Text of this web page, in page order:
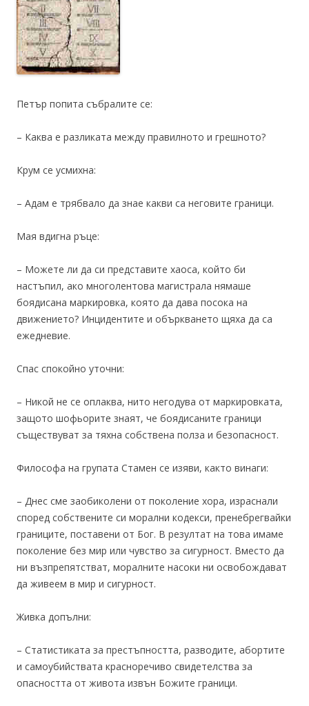
Петър попита събралите се:
– Каква е разликата между правилното и грешното?
Крум се усмихна:
– Адам е трябвало да знае какви са неговите граници.
Мая вдигна ръце:
– Можете ли да си представите хаоса, който би
настъпил, ако многолентова магистрала нямаше
боядисана маркировка, която да дава посока на
движението? Инцидентите и объркването щяха да са
ежедневие.
Спас спокойно уточни:
– Никой не се оплаква, нито негодува от маркировката,
защото шофьорите знаят, че боядисаните граници
съществуват за тяхна собствена полза и безопасност.
Философа на групата Стамен се изяви, както винаги:
– Днес сме заобиколени от поколение хора, израснали
според собствените си морални кодекси, пренебрегвайки
границите, поставени от Бог. В резултат на това имаме
поколение без мир или чувство за сигурност. Вместо да
ни възпрепятстват, моралните насоки ни освобождават
да живеем в мир и сигурност.
Живка допълни:
– Статистиката за престъпността, разводите, абортите
и самоубийствата красноречиво свидетелства за
опасността от живота извън Божите граници.